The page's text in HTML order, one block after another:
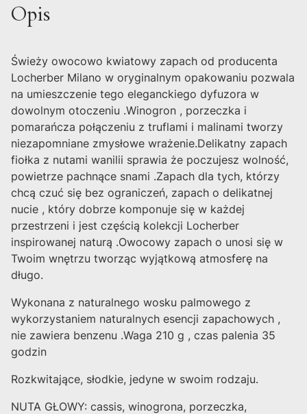
Opis
Świeży owocowo kwiatowy zapach od producenta
Locherber Milano w oryginalnym opakowaniu pozwala
na umieszczenie tego eleganckiego dyfuzora w
dowolnym otoczeniu .Winogron , porzeczka i
pomarańcza połączeniu z truflami i malinami tworzy
niezapomniane zmysłowe wrażenie.Delikatny zapach
fiołka z nutami wanilii sprawia że poczujesz wolność,
powietrze pachnące snami .Zapach dla tych, którzy
chcą czuć się bez ograniczeń, zapach o delikatnej
nucie , który dobrze komponuje się w każdej
przestrzeni i jest częścią kolekcji Locherber
inspirowanej naturą .Owocowy zapach o unosi się w
Twoim wnętrzu tworząc wyjątkową atmosferę na
długo.
Wykonana z naturalnego wosku palmowego z
wykorzystaniem naturalnych esencji zapachowych ,
nie zawiera benzenu .Waga 210 g , czas palenia 35
godzin
Rozkwitające, słodkie, jedyne w swoim rodzaju.
NUTA GŁOWY: cassis, winogrona, porzeczka,